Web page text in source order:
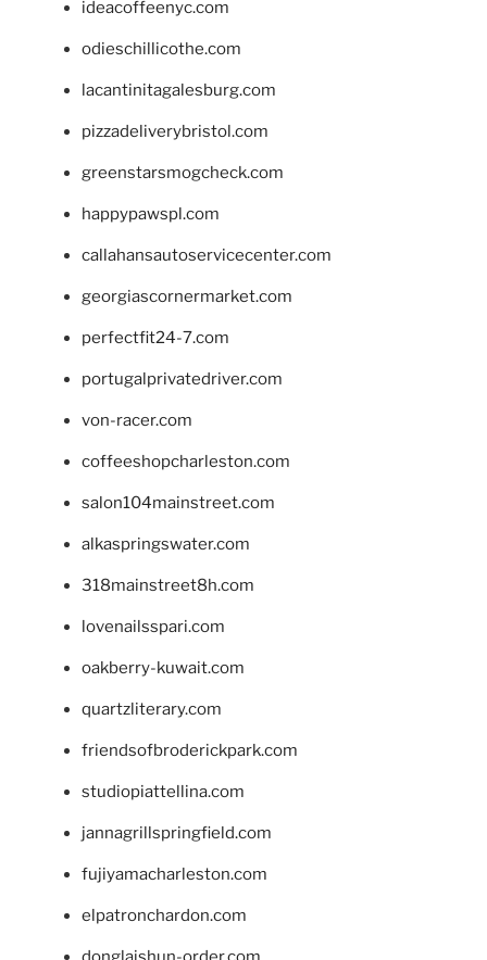
ideacoffeenyc.com
odieschillicothe.com
lacantinitagalesburg.com
pizzadeliverybristol.com
greenstarsmogcheck.com
happypawspl.com
callahansautoservicecenter.com
georgiascornermarket.com
perfectfit24-7.com
portugalprivatedriver.com
von-racer.com
coffeeshopcharleston.com
salon104mainstreet.com
alkaspringswater.com
318mainstreet8h.com
lovenailsspari.com
oakberry-kuwait.com
quartzliterary.com
friendsofbroderickpark.com
studiopiattellina.com
jannagrillspringfield.com
fujiyamacharleston.com
elpatronchardon.com